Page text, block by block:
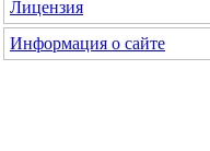
Лицензия
Информация о сайте